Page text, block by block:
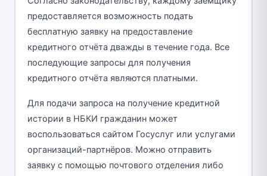
предоставляется возможность подать
бесплатную заявку на предоставление
кредитного отчёта дважды в течение года. Все
последующие запросы для получения
кредитного отчёта являются платными.
Для подачи запроса на получение кредитной
истории в НБКИ гражданин может
воспользоваться сайтом Госуслуг или услугами
организаций-партнёров. Можно отправить
заявку с помощью почтового отделения либо